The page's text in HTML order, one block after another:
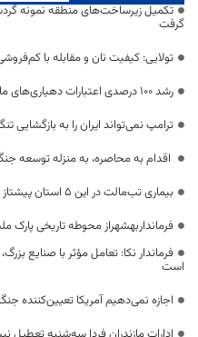
تکمیل زیرساخت‌های منطقه نمونه
گرفت
تولایی: کیفیت نان و مقابله با
رشد ۱۰۰ درصدی اعتبارات دهیاری‌های مازندران
ترامپ نمی‌تواند ایران را به بازگشایی
اقدام به محاصره، به منزله توسعه
بیماری تب‌مالت در این ۵ استان پیشتاز است
فرمانداربهشهراز محوطه تاریخی پارک
فرماندار نکا: تعامل مؤثر با صنایع
است
اجازه نمی‌دهیم آمریکا تعیین‌کننده